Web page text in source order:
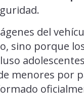
del
sino porque
menores por